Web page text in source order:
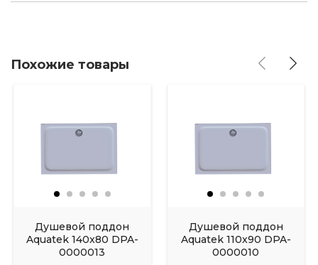
Похожие товары
Душевой поддон
Aquatek 140x80 DPA-
0000013
Душевой поддон
Aquatek 110x90 DPA-
0000010